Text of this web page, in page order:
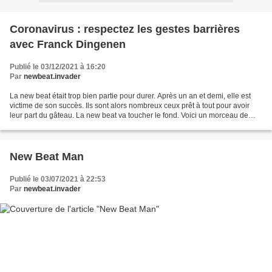
Coronavirus : respectez les gestes barrières
avec Franck Dingenen
Publié le 03/12/2021 à 16:20
Par newbeat.invader
La new beat était trop bien partie pour durer. Après un an et demi, elle est
victime de son succès. Ils sont alors nombreux ceux prêt à tout pour avoir
leur part du gâteau. La new beat va toucher le fond. Voici un morceau de
New Beat Man
Publié le 03/07/2021 à 22:53
Par newbeat.invader